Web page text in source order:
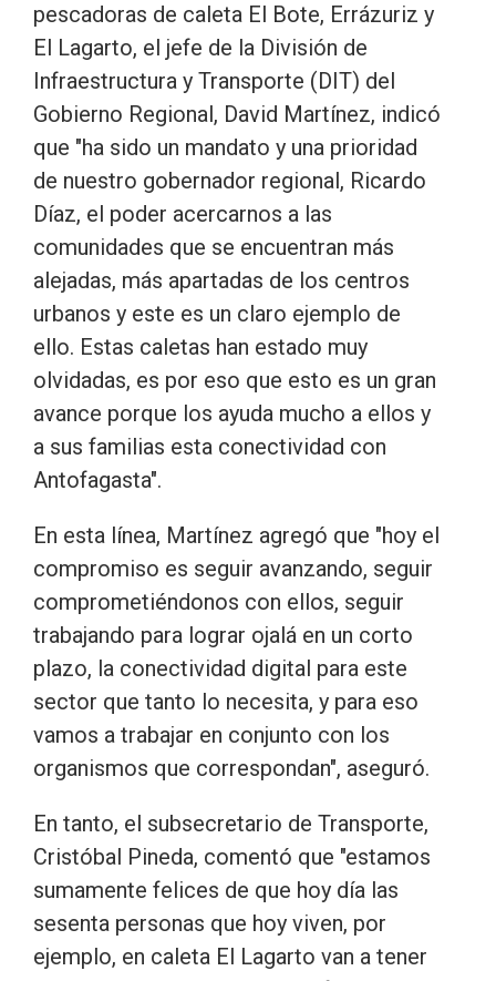
pescadoras de caleta El Bote, Errázuriz y
El Lagarto, el jefe de la División de
Infraestructura y Transporte (DIT) del
Gobierno Regional, David Martínez, indicó
que "ha sido un mandato y una prioridad
de nuestro gobernador regional, Ricardo
Díaz, el poder acercarnos a las
comunidades que se encuentran más
alejadas, más apartadas de los centros
urbanos y este es un claro ejemplo de
ello. Estas caletas han estado muy
olvidadas, es por eso que esto es un gran
avance porque los ayuda mucho a ellos y
a sus familias esta conectividad con
Antofagasta".
En esta línea, Martínez agregó que "hoy el
compromiso es seguir avanzando, seguir
comprometiéndonos con ellos, seguir
trabajando para lograr ojalá en un corto
plazo, la conectividad digital para este
sector que tanto lo necesita, y para eso
vamos a trabajar en conjunto con los
organismos que correspondan", aseguró.
En tanto, el subsecretario de Transporte,
Cristóbal Pineda, comentó que "estamos
sumamente felices de que hoy día las
sesenta personas que hoy viven, por
ejemplo, en caleta El Lagarto van a tener